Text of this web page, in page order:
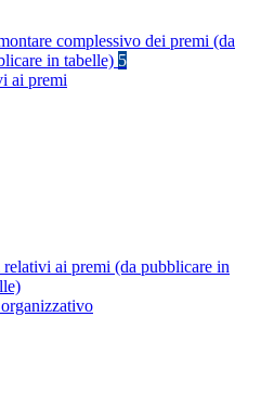
complessivo dei premi (da
in tabelle) 5
ai premi
ai premi (da pubblicare in